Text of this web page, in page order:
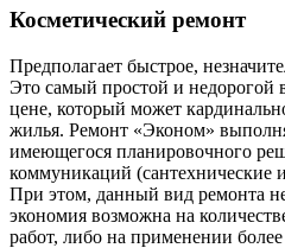
Косметический ремонт
Предполагает быстрое,
Это самый простой и недорогой
цене, который может
жилья. Ремонт «Эконом»
имеющегося планировочного
коммуникаций (сантехнические
При этом, данный вид ремонта
экономия возможна на
работ, либо на применении